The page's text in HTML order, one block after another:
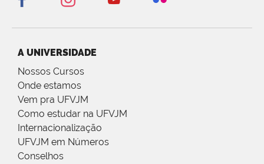
A UNIVERSIDADE
Nossos Cursos
Onde estamos
Vem pra UFVJM
Como estudar na UFVJM
Internacionalização
UFVJM em Números
Conselhos